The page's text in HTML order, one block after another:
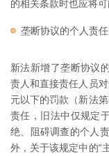
的相关条款时也应将可
垄断协议的个人责
新法新增了垄断协议
责人和直接责任人员
元以下的罚款（新法
责任，旧法中仅规定
绝、阻碍调查的个人
外，关于该规定中的“